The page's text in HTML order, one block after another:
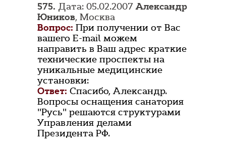
575. Дата: 05.02.2007Александр
Юников, Москва
Вопрос: При получении от Вас
вашего E-mail можем
направить в Ваш адрес краткие
технические проспекты на
уникальные медицинские
установки:
Ответ: Спасибо, Александр.
Вопросы оснащения санатория
"Русь" решаются структурами
Управления делами
Президента РФ.